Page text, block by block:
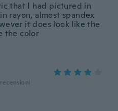
that I had pictured in
rayon, almost spandex
it does look like the
the color
recensioni